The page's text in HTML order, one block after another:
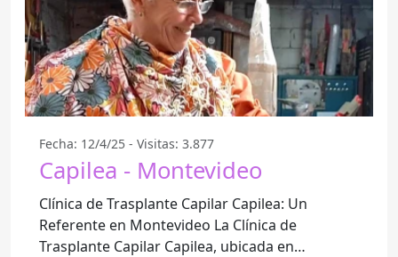
Fecha: 12/4/25 - Visitas: 3.877
Capilea - Montevideo
Clínica de Trasplante Capilar Capilea: Un
Referente en Montevideo La Clínica de
Trasplante Capilar Capilea, ubicada en